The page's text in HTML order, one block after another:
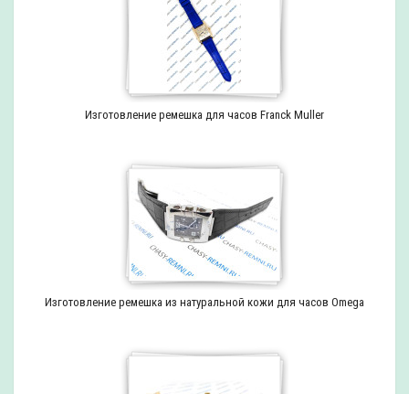
Изготовление ремешка для часов Franck Muller
Изготовление ремешка из натуральной кожи для часов Omega